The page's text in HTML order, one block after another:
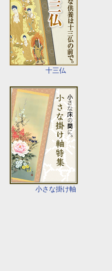
十三仏
小さな掛け軸